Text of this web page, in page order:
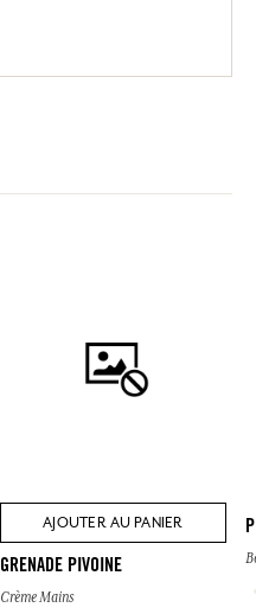
AJOUTER AU PANIER
GRENADE PIVOINE
Crème Mains